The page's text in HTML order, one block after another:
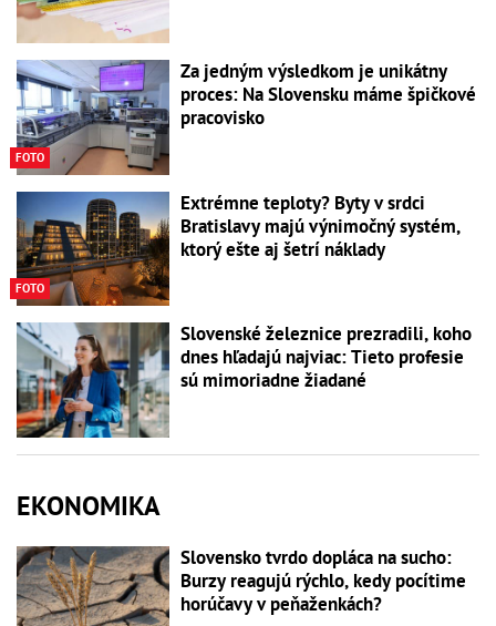
FOTO
Za jedným výsledkom je unikátny
proces: Na Slovensku máme špičkové
pracovisko
FOTO
Extrémne teploty? Byty v srdci
Bratislavy majú výnimočný systém,
ktorý ešte aj šetrí náklady
Slovenské železnice prezradili, koho
dnes hľadajú najviac: Tieto profesie
sú mimoriadne žiadané
EKONOMIKA
Slovensko tvrdo dopláca na sucho:
Burzy reagujú rýchlo, kedy pocítime
horúčavy v peňaženkách?